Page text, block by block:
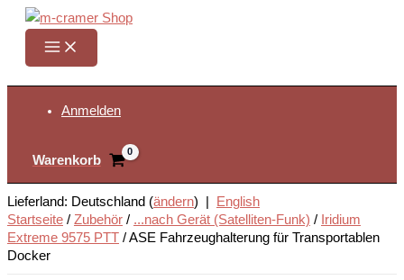
Zum
springen
Anmelden
Warenkorb
Lieferland: Deutschland (ändern) |
English
Startseite / Zubehör / ...nach Gerät (Satelliten-Funk) / Iridium
Extreme 9575 PTT /ASE Fahrzeughalterung für Transportablen
Docker